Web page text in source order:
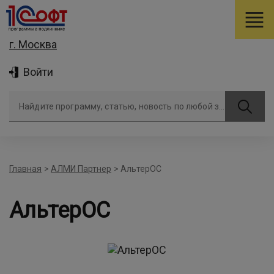
г. Москва
Войти
Главная > АЛМИ Партнер > АльтерОС
АльтерОС